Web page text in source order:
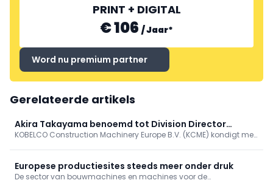
PRINT + DIGITAL
€ 106 /Jaar*
Word nu premium partner
Gerelateerde artikels
Akira Takayama benoemd tot Division Director
Cranes Division Kobelco
KOBELCO Construction Machinery Europe B.V. (KCME) kondigt met
Europese productiesites steeds meer onder druk
De sector van bouwmachines en machines voor de